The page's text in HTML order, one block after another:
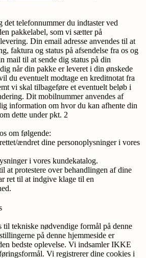
det telefonnummer du indtaster ved
pakkelabel, som vi sætter på
Din email adresse anvendes til at
faktura og status på afsendelse fra os og
mail til at sende dig status på din
når din pakke er leveret i din ønskede
du eventuelt modtage en kreditnotat fra
vi skal tilbageføre et eventuelt beløb i
Dit mobilnummer anvendes af
information om hvor du kan afhente din
dette under pkt. 2
om følgende:
ændret dine personoplysninger i vores
i vores kundekatalog.
at protestere over behandlingen af dine
ret til at indgive klage til en
tekniske nødvendige formål på denne
på denne hjemmeside er
bedste oplevelse. Vi indsamler IKKE
Vi registrerer dine cookies i